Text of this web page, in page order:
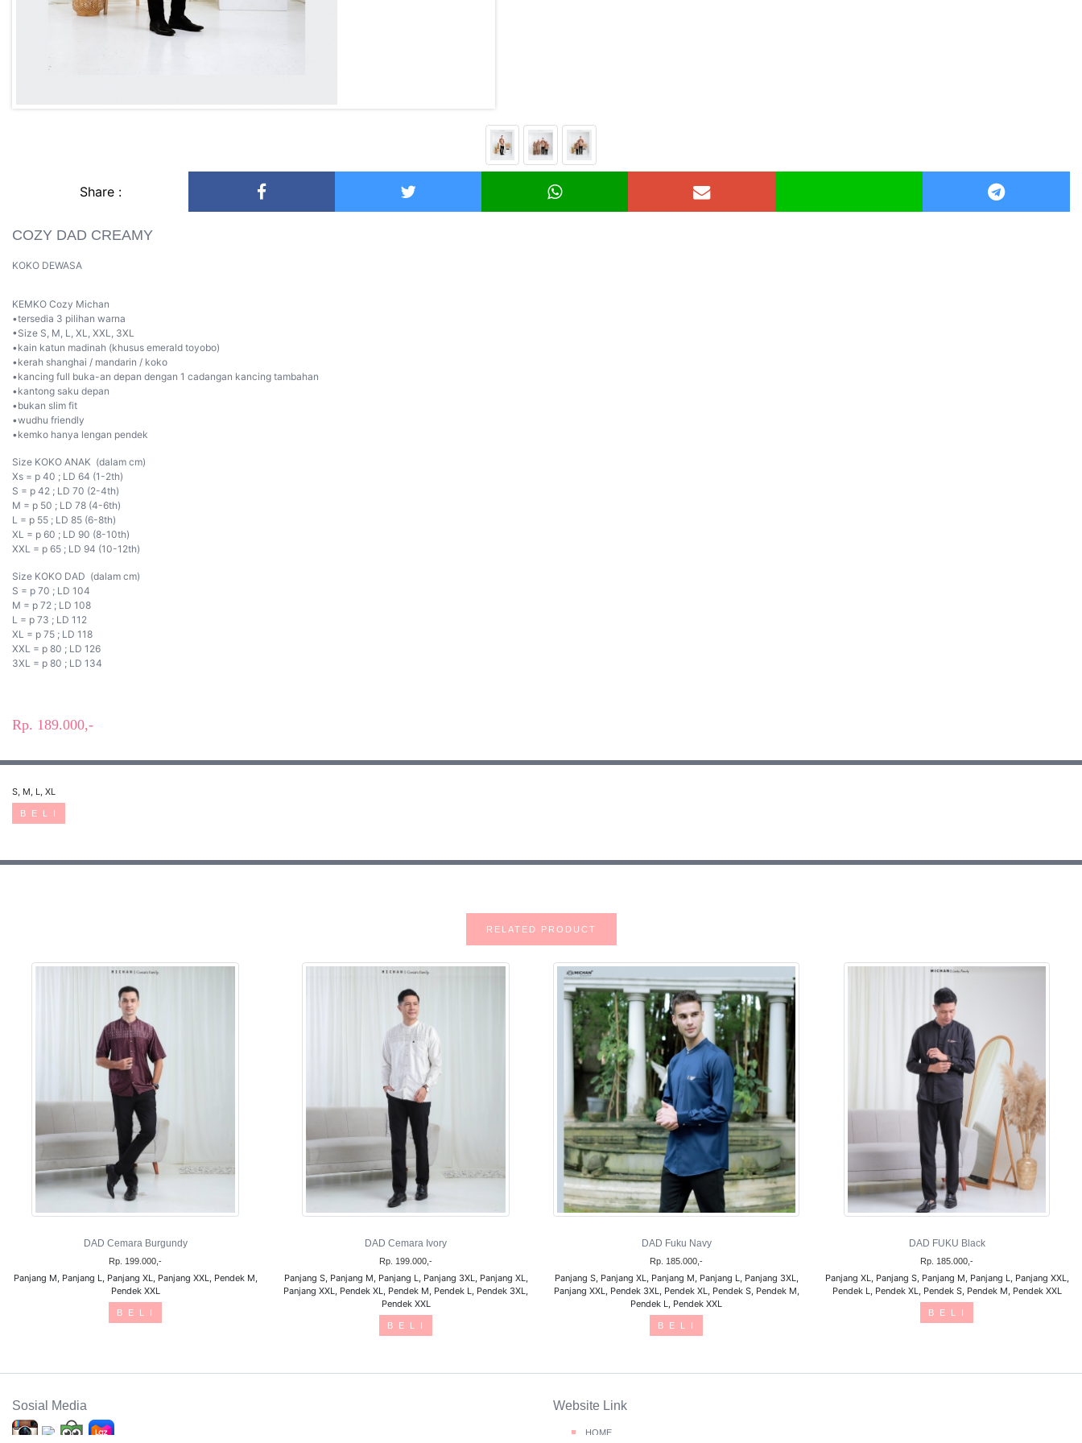
Share :
COZY DAD CREAMY
KOKO DEWASA
KEMKO Cozy Michan
•tersedia 3 pilihan warna
•Size S, M, L, XL, XXL, 3XL
•kain katun madinah (khusus emerald toyobo)
•kerah shanghai / mandarin / koko
•kancing full buka-an depan dengan 1 cadangan kancing tambahan
•kantong saku depan
•bukan slim fit
•wudhu friendly
•kemko hanya lengan pendek
Size KOKO ANAK (dalam cm)
Xs = p 40 ; LD 64 (1-2th)
S = p 42 ; LD 70 (2-4th)
M = p 50 ; LD 78 (4-6th)
L = p 55 ; LD 85 (6-8th)
XL = p 60 ; LD 90 (8-10th)
XXL = p 65 ; LD 94 (10-12th)
Size KOKO DAD (dalam cm)
S = p 70 ; LD 104
M = p 72 ; LD 108
L = p 73 ; LD 112
XL = p 75 ; LD 118
XXL = p 80 ; LD 126
3XL = p 80 ; LD 134
Rp. 189.000,-
S, M, L, XL
B E L I
RELATED PRODUCT
DAD Cemara Burgundy
Rp. 199.000,-
Panjang M, Panjang L, Panjang XL, Panjang XXL, Pendek M,
Pendek XXL
B E L I
DAD Cemara Ivory
Rp. 199.000,-
Panjang S, Panjang M, Panjang L, Panjang 3XL, Panjang XL,
Panjang XXL, Pendek XL, Pendek M, Pendek L, Pendek 3XL,
Pendek XXL
B E L I
DAD Fuku Navy
Rp. 185.000,-
Panjang S, Panjang XL, Panjang M, Panjang L, Panjang 3XL,
Panjang XXL, Pendek 3XL, Pendek XL, Pendek S, Pendek M,
Pendek L, Pendek XXL
B E L I
DAD FUKU Black
Rp. 185.000,-
Panjang XL, Panjang S, Panjang M, Panjang L, Panjang XXL,
Pendek L, Pendek XL, Pendek S, Pendek M, Pendek XXL
B E L I
Sosial Media Website Link
HOME